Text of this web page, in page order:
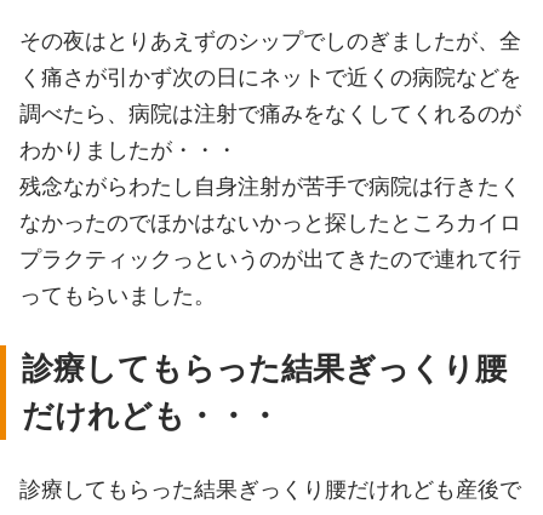
その夜はとりあえずのシップでしのぎましたが、全
く痛さが引かず次の日にネットで近くの病院などを
調べたら、病院は注射で痛みをなくしてくれるのが
わかりましたが・・・
残念ながらわたし自身注射が苦手で病院は行きたく
なかったのでほかはないかっと探したところカイロ
プラクティックっというのが出てきたので連れて行
ってもらいました。
診療してもらった結果ぎっくり腰
だけれども・・・
診療してもらった結果ぎっくり腰だけれども産後で